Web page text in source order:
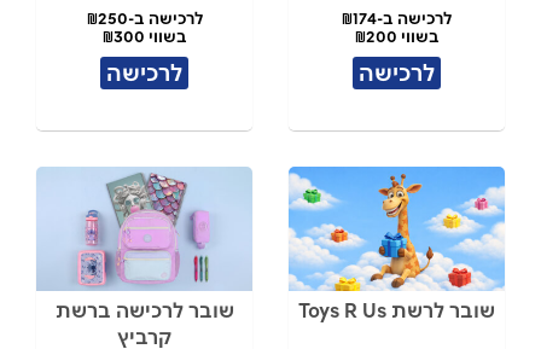
לרכישה ב-₪174
בשווי ₪200
לרכישה
לרכישה ב-₪250
בשווי ₪300
לרכישה
שובר לרשת Toys R Us
שובר לרכישה ברשת
קרביץ